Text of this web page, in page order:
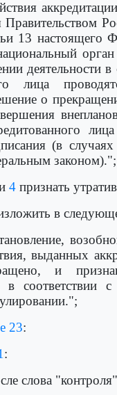
Правительством
13 настоящего
деятельности
лица
о
(в
законом).";
4 признать
в
выданных
и
в соответствии
23:
:
слова